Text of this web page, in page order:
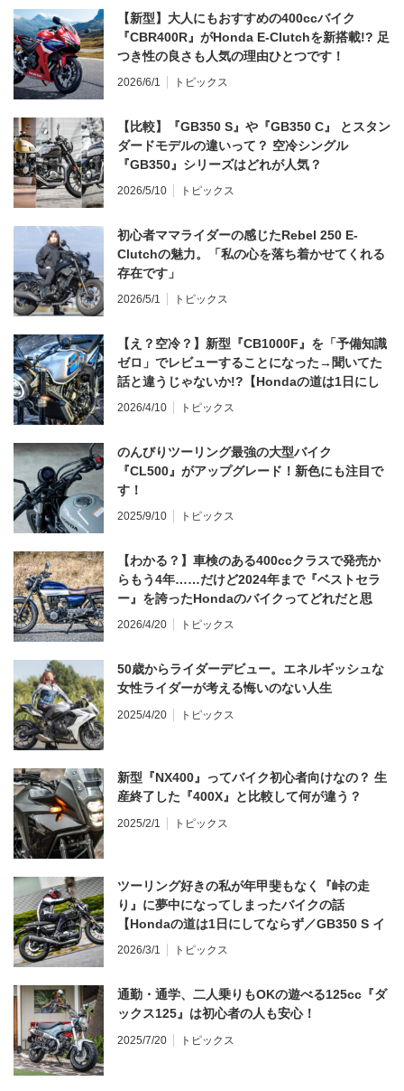
【新型】大人にもおすすめの400ccバイク
『CBR400R』がHonda E-Clutchを新搭載!? 足
つき性の良さも人気の理由ひとつです！
2026/6/1 トピックス
【比較】『GB350 S』や『GB350 C』 とスタン
ダードモデルの違いって？ 空冷シングル
『GB350』シリーズはどれが人気？
2026/5/10 トピックス
初心者ママライダーの感じたRebel 250 E-
Clutchの魅力。「私の心を落ち着かせてくれる
存在です」
2026/5/1 トピックス
【え？空冷？】新型『CB1000F』を「予備知識
ゼロ」でレビューすることになった→聞いてた
話と違うじゃないか!?【Hondaの道は1日にし
てならず／CB1000F ①第一印象 編】
2026/4/10 トピックス
のんびりツーリング最強の大型バイク
『CL500』がアップグレード！新色にも注目で
す！
2025/9/10 トピックス
【わかる？】車検のある400ccクラスで発売か
らもう4年……だけど2024年まで『ベストセラ
ー』を誇ったHondaのバイクってどれだと思
う？
2026/4/20 トピックス
50歳からライダーデビュー。エネルギッシュな
女性ライダーが考える悔いのない人生
2025/4/20 トピックス
新型『NX400』ってバイク初心者向けなの？ 生
産終了した『400X』と比較して何が違う？
2025/2/1 トピックス
ツーリング好きの私が年甲斐もなく『峠の走
り』に夢中になってしまったバイクの話
【Hondaの道は1日にしてならず／GB350 S イ
ンプレ・レビュー 前編】
2026/3/1 トピックス
通勤・通学、二人乗りもOKの遊べる125cc『ダ
ックス125』は初心者の人も安心！
2025/7/20 トピックス